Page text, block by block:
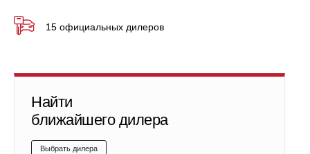
15 официальных дилеров
Найти
ближайшего дилера
Выбрать дилера